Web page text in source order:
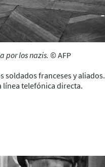
por los nazis. © AFP
soldados franceses y aliados.
línea telefónica directa.